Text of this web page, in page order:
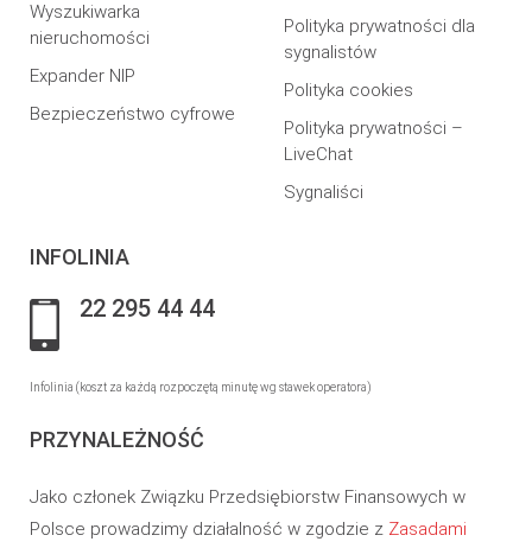
Wyszukiwarka
nieruchomości
Expander NIP
Bezpieczeństwo cyfrowe
Polityka prywatności dla
sygnalistów
Polityka cookies
Polityka prywatności –
LiveChat
Sygnaliści
INFOLINIA
22 295 44 44
Infolinia (koszt za każdą rozpoczętą minutę wg stawek operatora)
PRZYNALEŻNOŚĆ
Jako członek Związku Przedsiębiorstw Finansowych w
Polsce prowadzimy działalność w zgodzie z Zasadami